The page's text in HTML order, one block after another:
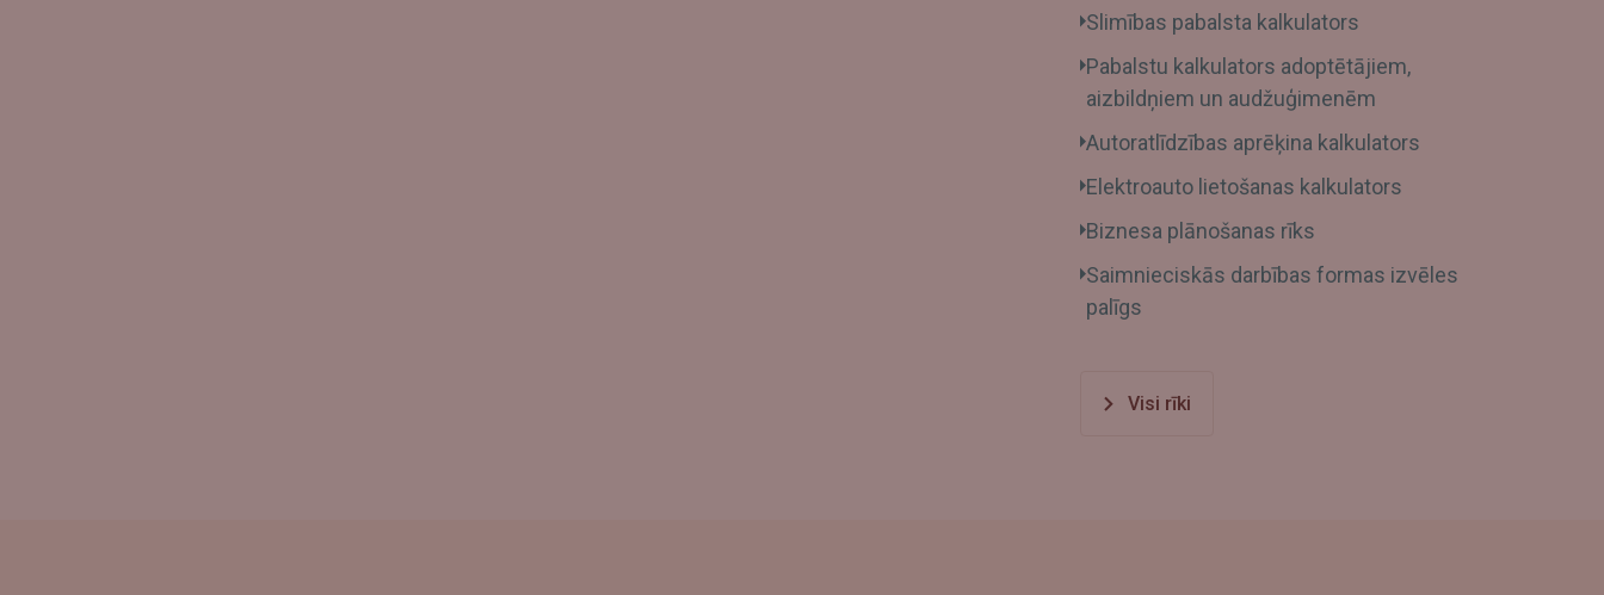
Slimības pabalsta kalkulators
Pabalstu kalkulators adoptētājiem,
aizbildņiem un audžuģimenēm
Autoratlīdzības aprēķina kalkulators
Elektroauto lietošanas kalkulators
Biznesa plānošanas rīks
Saimnieciskās darbības formas izvēles
palīgs
Visi rīki